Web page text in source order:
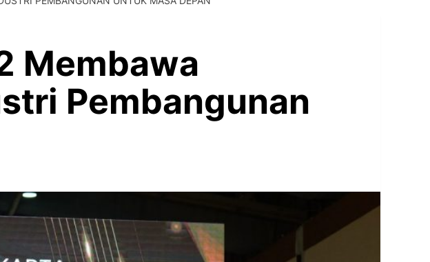
Membawa
Pembangunan